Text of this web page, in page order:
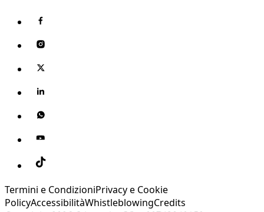
Termini e CondizioniPrivacy e Cookie
PolicyAccessibilitàWhistleblowingCredits